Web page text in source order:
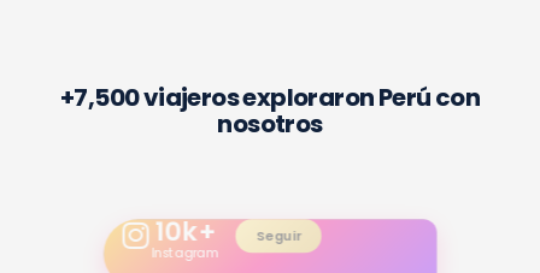
+7,500 viajeros exploraron Perú con
nosotros
Instagram
10k+ Seguir